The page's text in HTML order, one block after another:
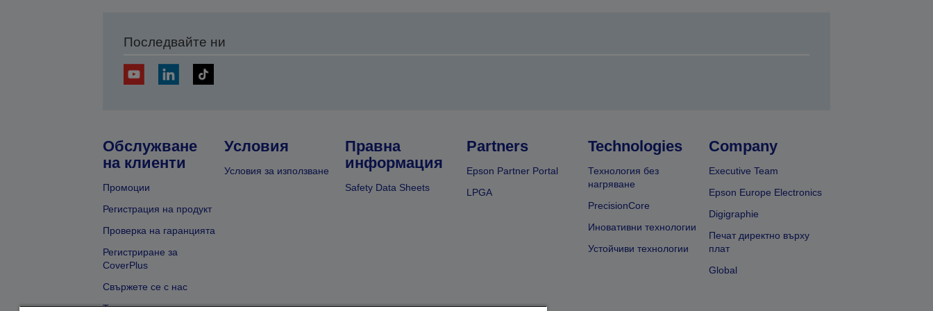
Последвайте ни
Обслужване
на клиенти
Промоции
Регистрация на продукт
Проверка на гаранцията
Регистриране за
CoverPlus
Свържете се с нас
Търсене на търговец
Условия
Условия за използване
Правна
информация
Safety Data Sheets
Partners
Epson Partner Portal
LPGA
Technologies
Технология без
нагряване
PrecisionCore
Иновативни технологии
Устойчиви технологии
Company
Executive Team
Epson Europe Electronics
Digigraphie
Печат директно върху
плат
Global